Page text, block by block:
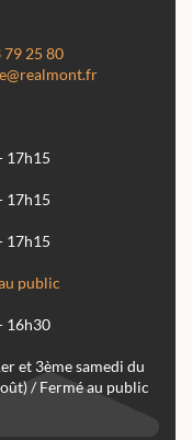
79 25 80
17h15
17h15
17h15
public
16h30
et 3ème samedi du
/ Fermé au public